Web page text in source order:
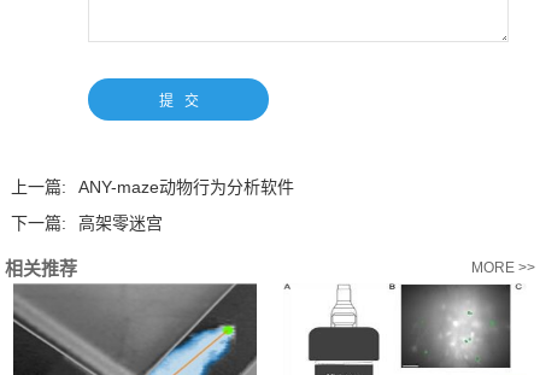
上一篇:
ANY-maze动物行为分析软件
下一篇:
高架零迷宫
相关推荐 MORE >>